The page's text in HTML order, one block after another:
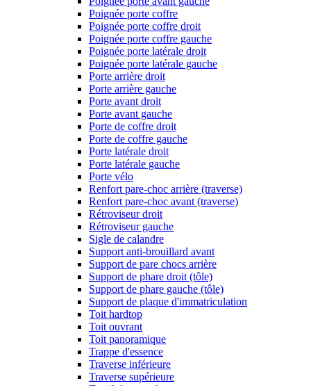
Poignée porte coffre
Poignée porte coffre droit
Poignée porte coffre gauche
Poignée porte latérale droit
Poignée porte latérale gauche
Porte arrière droit
Porte arrière gauche
Porte avant droit
Porte avant gauche
Porte de coffre droit
Porte de coffre gauche
Porte latérale droit
Porte latérale gauche
Porte vélo
Renfort pare-choc arrière (traverse)
Renfort pare-choc avant (traverse)
Rétroviseur droit
Rétroviseur gauche
Sigle de calandre
Support anti-brouillard avant
Support de pare chocs arrière
Support de phare droit (tôle)
Support de phare gauche (tôle)
Support de plaque d'immatriculation
Toit hardtop
Toit ouvrant
Toit panoramique
Trappe d'essence
Traverse inférieure
Traverse supérieure